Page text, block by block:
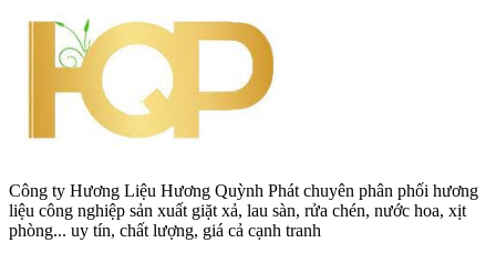
Công ty Hương Liệu Hương Quỳnh Phát chuyên phân phối hương
liệu công nghiệp sản xuất giặt xả, lau sàn, rửa chén, nước hoa, xịt
phòng... uy tín, chất lượng, giá cả cạnh tranh